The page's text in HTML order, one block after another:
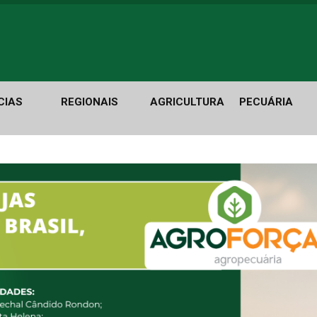
REGIONAIS AGRICULTURA PECUÁRIA